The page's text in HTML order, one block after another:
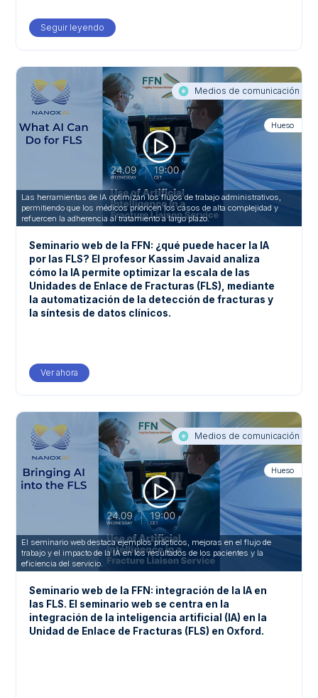
Seguir leyendo about Comparison of radiology augmented vs
Medios de comunicación
Hueso
Las herramientas de IA optimizan los flujos de trabajo administrativos,
permitiendo que los médicos prioricen los casos de alta complejidad y
refuercen la adherencia al tratamiento a largo plazo.
Seminario web de la FFN: ¿qué puede hacer la IA
por las FLS? El profesor Kassim Javaid analiza
cómo la IA permite optimizar la escala de las
Unidades de Enlace de Fracturas (FLS), mediante
la automatización de la detección de fracturas y
la síntesis de datos clínicos.
Ver ahora
Medios de comunicación
Hueso
El seminario web destaca ejemplos prácticos, mejoras en el flujo de
trabajo y el impacto de la IA en los resultados de los pacientes y la
eficiencia del servicio.
Seminario web de la FFN: integración de la IA en
las FLS. El seminario web se centra en la
integración de la inteligencia artificial (IA) en la
Unidad de Enlace de Fracturas (FLS) en Oxford.